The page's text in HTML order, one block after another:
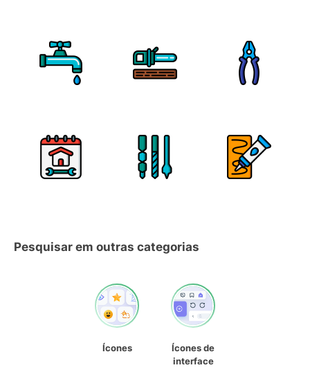
Pesquisar em outras categorias
Ícones
Ícones de
interface